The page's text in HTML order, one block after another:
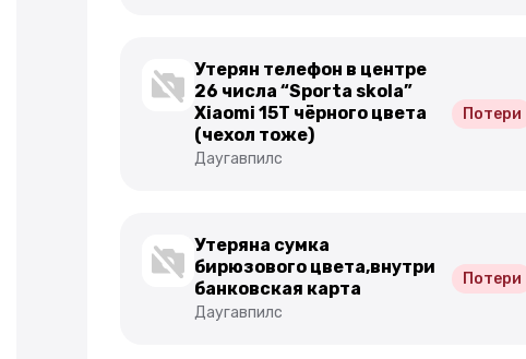
Утерян телефон в центре
26 числа “Sporta skola”
Xiaomi 15T чёрного цвета
(чехол тоже)
Даугавпилс
Потери
Утеряна сумка
бирюзового цвета,внутри
банковская карта
Даугавпилс
Потери